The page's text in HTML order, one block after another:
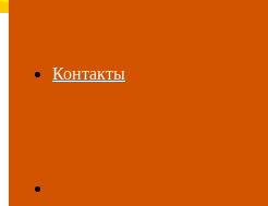
Контакты